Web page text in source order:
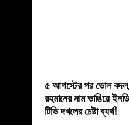
৫ আগস্টের পর ভোল
রহমানের নাম ভাঙিয়ে
টিভি দখলের চেষ্টা ব্যর্থ!